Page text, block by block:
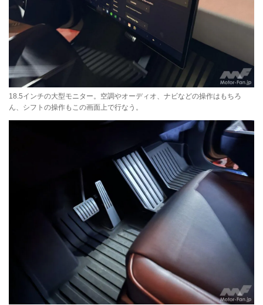
18.5インチの大型モニター。空調やオーディオ、ナビなどの操作はもちろ
ん、シフトの操作もこの画面上で行なう。